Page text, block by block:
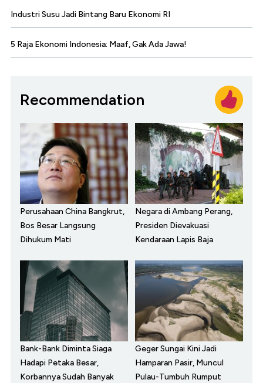
Industri Susu Jadi Bintang Baru Ekonomi RI
5 Raja Ekonomi Indonesia: Maaf, Gak Ada Jawa!
Recommendation
Perusahaan China Bangkrut,
Bos Besar Langsung
Dihukum Mati
Negara di Ambang Perang,
Presiden Dievakuasi
Kendaraan Lapis Baja
Bank-Bank Diminta Siaga
Hadapi Petaka Besar,
Korbannya Sudah Banyak
Geger Sungai Kini Jadi
Hamparan Pasir, Muncul
Pulau-Tumbuh Rumput